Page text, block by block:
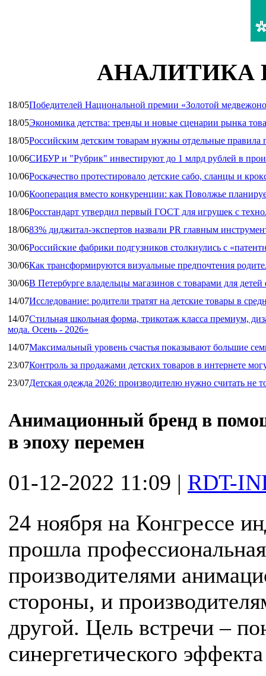
АНАЛИТИКА
18/05Победителей Национальной премии «Золотой
18/05Экономика детства: тренды и новые сценарии рынка
18/05Российским детским товарам нужны отдельные правила
10/06СИБУР и "Рубрик" инвестируют до 1 млрд рублей в
10/06Роскачество протестировало детские сабо, сланцы и
10/06Кооперация вместо конкуренции: как Поволжье
18/06Росстандарт утвердил первый ГОСТ для игрушек с
18/0683% диджитал‑экспертов назвали PR главным
30/06Российские фабрики подгузников столкнулись с
30/06Как трансформируются визуальные предпочтения
30/06В Петербурге владельцы магазинов с товарами для
14/07Исследование: родители тратят на детские товары в
14/07Стильная школьная форма, трикотаж класса премиум,
мода. Осень - 2026»
14/07Максимальный уровень счастья показывают большие
23/07Контроль за продажами детских товаров в интернете
23/07Детская одежда 2026: производителю нужно считать не
Анимационный бренд в
в эпоху перемен
01-12-2022 11:09 | RDT-
24 ноября на Конгрессе
прошла
производителями
стороны, и
другой. Цель встречи –
синергетического